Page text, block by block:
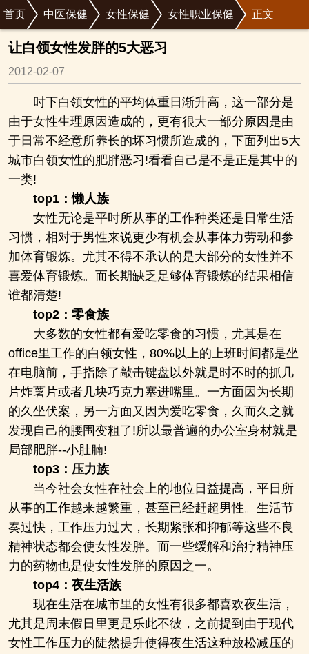
首页 中医保健 女性保健 女性职业保健 正文
让白领女性发胖的5大恶习
2012-02-07
时下白领女性的平均体重日渐升高，这一部分是
由于女性生理原因造成的，更有很大一部分原因是由
于日常不经意所养长的坏习惯所造成的，下面列出5大
城市白领女性的肥胖恶习!看看自己是不是正是其中的
一类!
top1：懒人族
女性无论是平时所从事的工作种类还是日常生活
习惯，相对于男性来说更少有机会从事体力劳动和参
加体育锻炼。尤其不得不承认的是大部分的女性并不
喜爱体育锻炼。而长期缺乏足够体育锻炼的结果相信
谁都清楚!
top2：零食族
大多数的女性都有爱吃零食的习惯，尤其是在
office里工作的白领女性，80%以上的上班时间都是坐
在电脑前，手指除了敲击键盘以外就是时不时的抓几
片炸薯片或者几块巧克力塞进嘴里。一方面因为长期
的久坐伏案，另一方面又因为爱吃零食，久而久之就
发现自己的腰围变粗了!所以最普遍的办公室身材就是
局部肥胖--小肚腩!
top3：压力族
当今社会女性在社会上的地位日益提高，平日所
从事的工作越来越繁重，甚至已经赶超男性。生活节
奏过快，工作压力过大，长期紧张和抑郁等这些不良
精神状态都会使女性发胖。而一些缓解和治疗精神压
力的药物也是使女性发胖的原因之一。
top4：夜生活族
现在生活在城市里的女性有很多都喜欢夜生活，
尤其是周末假日里更是乐此不彼，之前提到由于现代
女性工作压力的陡然提升使得夜生活这种放松减压的